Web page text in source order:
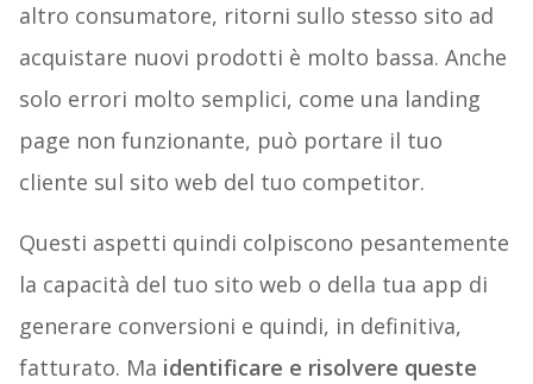
altro consumatore, ritorni sullo stesso sito ad
acquistare nuovi prodotti è molto bassa. Anche
solo errori molto semplici, come una landing
page non funzionante, può portare il tuo
cliente sul sito web del tuo competitor.
Questi aspetti quindi colpiscono pesantemente
la capacità del tuo sito web o della tua app di
generare conversioni e quindi, in definitiva,
fatturato. Ma identificare e risolvere queste